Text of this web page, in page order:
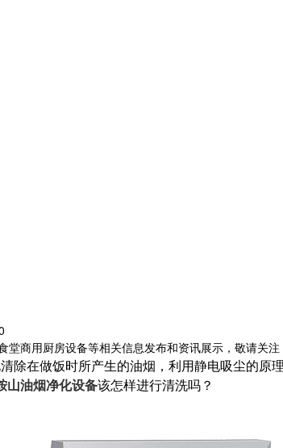
堂商用厨房设备等相关信息发布和资讯展示，敬请关注
除在做饭时所产生的油烟，利用静电吸尘的
山油烟净化设备该怎样进行清洗吗？